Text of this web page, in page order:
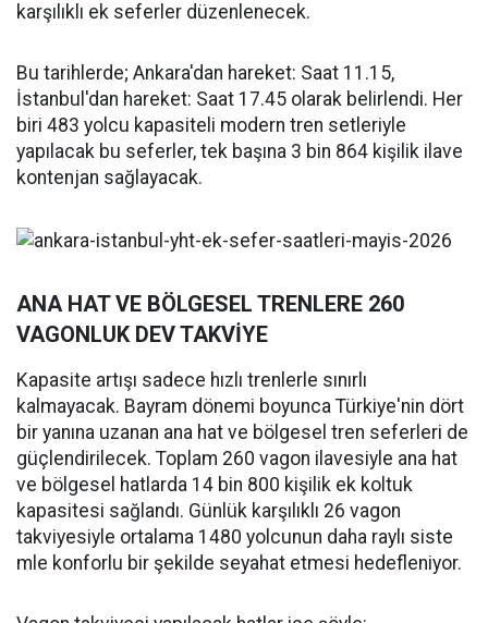
karşılıklı ek seferler düzenlenecek.
Bu tarihlerde; Ankara'dan hareket: Saat 11.15,
İstanbul'dan hareket: Saat 17.45 olarak belirlendi. Her
biri 483 yolcu kapasiteli modern tren setleriyle
yapılacak bu seferler, tek başına 3 bin 864 kişilik ilave
kontenjan sağlayacak.
ANA HAT VE BÖLGESEL TRENLERE 260
VAGONLUK DEV TAKVİYE
Kapasite artışı sadece hızlı trenlerle sınırlı
kalmayacak. Bayram dönemi boyunca Türkiye'nin dört
bir yanına uzanan ana hat ve bölgesel tren seferleri de
güçlendirilecek. Toplam 260 vagon ilavesiyle ana hat
ve bölgesel hatlarda 14 bin 800 kişilik ek koltuk
kapasitesi sağlandı. Günlük karşılıklı 26 vagon
takviyesiyle ortalama 1480 yolcunun daha raylı siste​​​​​​​
mle konforlu bir şekilde seyahat etmesi hedefleniyor.